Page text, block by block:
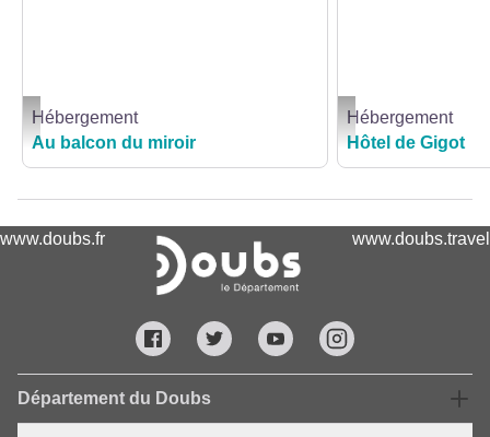
balcon du miroir - BARTHOD Valery
Hébergement
Au balcon du miroir
Hotel-de-gigot-
Hébergement
Hôtel de Gigot
www.doubs.fr www.doubs.travel
Département du Doubs